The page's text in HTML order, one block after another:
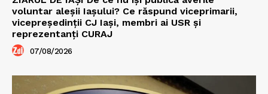
voluntar aleșii Iașului? Ce răspund viceprimarii,
vicepreședinții CJ Iași, membri ai USR și
reprezentanți CURAJ
07/08/2026